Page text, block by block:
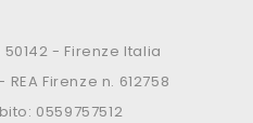
- Firenze Italia
Firenze n. 612758
0559757512